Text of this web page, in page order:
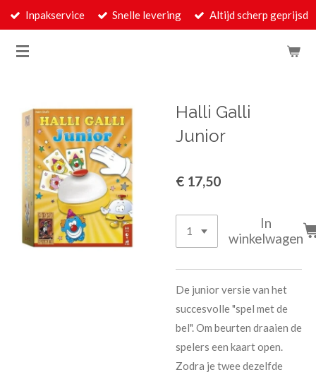
Ga
naar
Inpakservice Snelle levering Altijd scherp geprijsd
Halli Galli
Junior
€ 17,50
In
winkelwagen
De junior versie van het
succesvolle "spel met de
bel". Om beurten draaien de
spelers een kaart open.
Zodra je twee dezelfde